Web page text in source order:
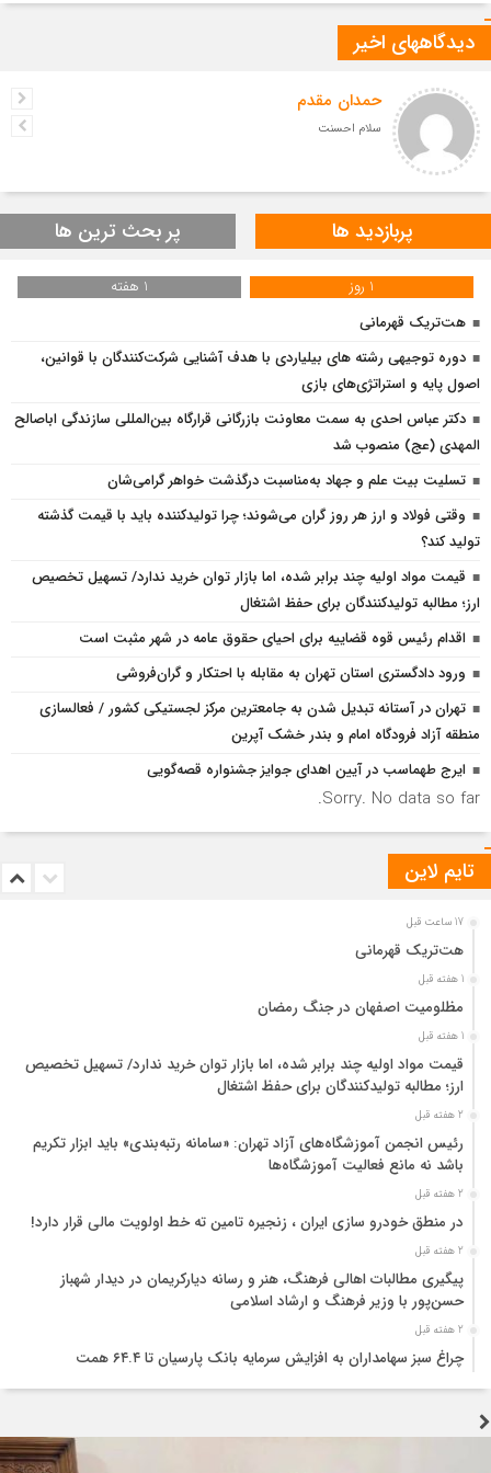
دیدگاههای اخیر
حمدان مقدم
سلام احسنت
پربازدید ها پر بحث ترین ها
1 روز
1 هفته
هت‌تریک قهرمانی
دوره توجیهی رشته های بیلیاردی با هدف آشنایی شرکت‌کنندگان با قوانین،
اصول پایه و استراتژی‌های بازی
دکتر عباس احدی به سمت معاونت بازرگانی قرارگاه بین‌المللی سازندگی اباصالح
المهدی (عج) منصوب شد
تسلیت بیت علم و جهاد به‌مناسبت درگذشت خواهر گرامی‌شان
وقتی فولاد و ارز هر روز گران می‌شوند؛ چرا تولیدکننده باید با قیمت گذشته
تولید کند؟
قیمت مواد اولیه چند برابر شده، اما بازار توان خرید ندارد/ تسهیل تخصیص
ارز؛ مطالبه تولیدکنندگان برای حفظ اشتغال
اقدام رئیس قوه قضاییه برای احیای حقوق عامه در شهر مثبت است
ورود دادگستری استان تهران به مقابله با احتکار و گران‌فروشی
تهران در آستانه تبدیل شدن به جامعترین مرکز لجستیکی کشور / فعالسازی
منطقه آزاد فرودگاه امام و بندر خشک آپرین
ایرج طهماسب در آیین اهدای جوایز جشنواره قصه‌گویی
Sorry. No data so far.
تایم لاین
17 ساعت قبل
هت‌تریک قهرمانی
1 هفته قبل
مظلومیت اصفهان در جنگ رمضان
1 هفته قبل
قیمت مواد اولیه چند برابر شده، اما بازار توان خرید ندارد/ تسهیل تخصیص
ارز؛ مطالبه تولیدکنندگان برای حفظ اشتغال
2 هفته قبل
رئیس انجمن آموزشگاه‌های آزاد تهران: «سامانه رتبه‌بندی» باید ابزار تکریم
باشد نه مانع فعالیت آموزشگاه‌ها
2 هفته قبل
در منطق خودرو سازی ایران ، زنجیره تامین ته خط اولویت مالی قرار دارد!
2 هفته قبل
پیگیری مطالبات اهالی فرهنگ، هنر و رسانه دیارکریمان در دیدار شهباز
حسن‌پور با وزیر فرهنگ و ارشاد اسلامی
2 هفته قبل
چراغ سبز سهامداران به افزایش سرمایه بانک پارسیان تا ۶۴.۴ همت
2 هفته قبل
تأکید کرد